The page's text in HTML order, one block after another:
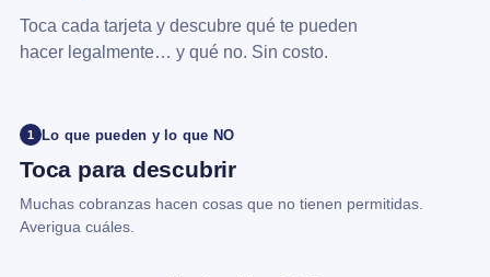
Toca cada tarjeta y descubre qué te pueden
hacer legalmente… y qué no. Sin costo.
1 Lo que pueden y lo que NO
Toca para descubrir
Muchas cobranzas hacen cosas que no tienen permitidas.
Averigua cuáles.